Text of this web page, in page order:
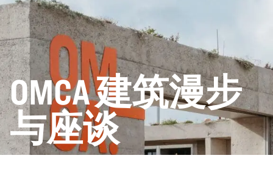
OMCA 建筑漫步
与座谈